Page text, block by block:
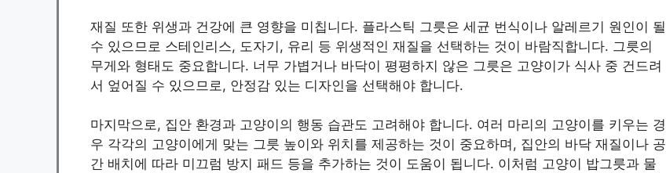
재질 또한 위생과 건강에 큰 영향을 미칩니다. 플라스틱 그릇은 세균 번식이나 알레르기 원인이 될
수 있으므로 스테인리스, 도자기, 유리 등 위생적인 재질을 선택하는 것이 바람직합니다. 그릇의
무게와 형태도 중요합니다. 너무 가볍거나 바닥이 평평하지 않은 그릇은 고양이가 식사 중 건드려
서 엎어질 수 있으므로, 안정감 있는 디자인을 선택해야 합니다.
마지막으로, 집안 환경과 고양이의 행동 습관도 고려해야 합니다. 여러 마리의 고양이를 키우는 경
우 각각의 고양이에게 맞는 그릇 높이와 위치를 제공하는 것이 중요하며, 집안의 바닥 재질이나 공
간 배치에 따라 미끄럼 방지 패드 등을 추가하는 것이 도움이 됩니다. 이처럼 고양이 밥그릇과 물